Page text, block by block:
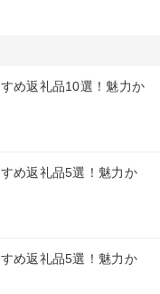
め返礼品10選！魅力か
め返礼品5選！魅力か
め返礼品5選！魅力か